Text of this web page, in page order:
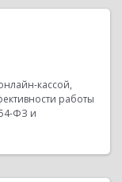
кассой,
работы
ФЗ и